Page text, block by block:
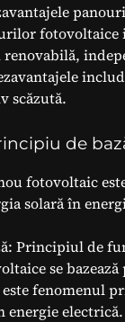
fotovoltaice
renovabilă,
scăzută.
de
fotovoltaic
solară în
Principiul de
se bazează
fenomenul
energie electrică.